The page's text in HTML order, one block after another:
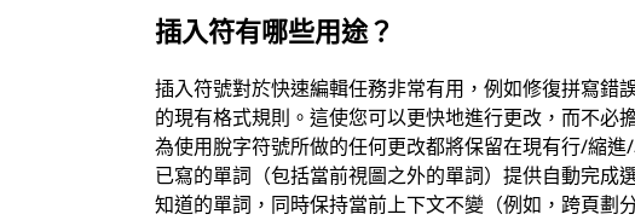
插入符有哪些用途？
插入符號對於快速編輯任務非常有用，例如修復拼寫錯
的現有格式規則。這使您可以更快地進行更改，而不必
為使用脫字符號所做的任何更改都將保留在現有行/縮
已寫的單詞（包括當前視圖之外的單詞）提供自動完
知道的單詞，同時保持當前上下文不變（例如，跨頁劃